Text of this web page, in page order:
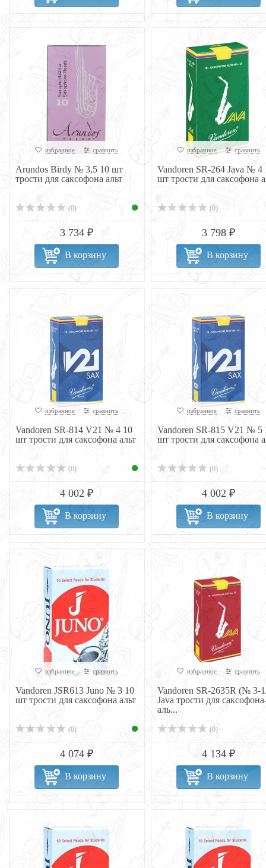
избранное сравнить
Arundos Birdy № 3,5 10 шт
трости для саксофона альт
(0)
3 734 ₽
В корзину
избранное сравнить
Vandoren SR-264 Java № 4
шт трости для саксофона
(0)
3 798 ₽
В корзину
избранное сравнить
Vandoren SR-814 V21 № 4 10
шт трости для саксофона альт
(0)
4 002 ₽
В корзину
избранное сравнить
Vandoren SR-815 V21 № 5
шт трости для саксофона
(0)
4 002 ₽
В корзину
избранное сравнить
Vandoren JSR613 Juno № 3 10
шт трости для саксофона альт
(0)
4 074 ₽
В корзину
избранное сравнить
Vandoren SR-2635R (№ 3-
Java трости для
аль...
(0)
4 134 ₽
В корзину